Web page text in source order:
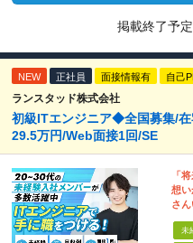
掲載終了予定
NEW 正社員 面接情報有 自己
ランスタッド株式会社
初級ITエンジニア◆全国募集/
29.5万円/Web面接1回/SE
「
想
さん
未